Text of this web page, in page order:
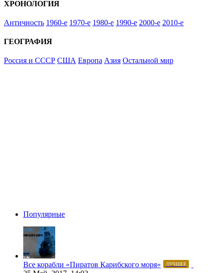
ХРОНОЛОГИЯ
Античность 1960-е 1970-е 1980-е 1990-е 2000-е 2010-е
ГЕОГРАФИЯ
Россия и СССР США Европа Азия Остальной мир
Популярные
Все корабли «Пиратов Карибского моря» ЛУЧШЕЕ